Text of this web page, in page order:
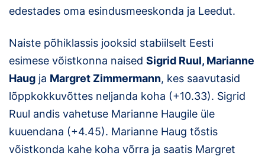
edestades oma esindusmeeskonda ja Leedut.
Naiste põhiklassis jooksid stabiilselt Eesti
esimese võistkonna naised Sigrid Ruul, Marianne
Haug ja Margret Zimmermann, kes saavutasid
lõppkokkuvõttes neljanda koha (+10.33). Sigrid
Ruul andis vahetuse Marianne Haugile üle
kuuendana (+4.45). Marianne Haug tõstis
võistkonda kahe koha võrra ja saatis Margret